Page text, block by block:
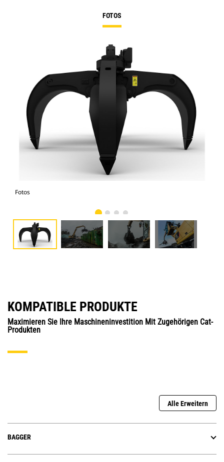
FOTOS
Fotos
KOMPATIBLE PRODUKTE
Maximieren Sie Ihre Maschineninvestition Mit Zugehörigen Cat-
Produkten
Alle Erweitern
BAGGER